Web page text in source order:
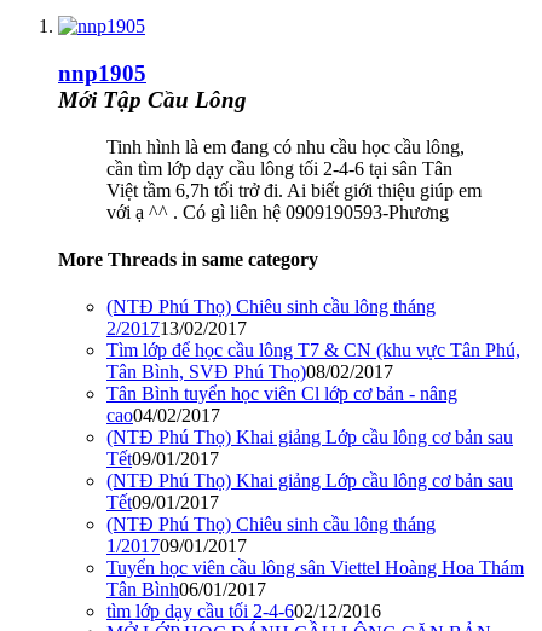
nnp1905
Mới Tập Cầu Lông
Tinh hình là em đang có nhu cầu học cầu lông,
cần tìm lớp dạy cầu lông tối 2-4-6 tại sân Tân
Việt tầm 6,7h tối trở đi. Ai biết giới thiệu giúp em
với ạ ^^ . Có gì liên hệ 0909190593-Phương
More Threads in same category
(NTĐ Phú Thọ) Chiêu sinh cầu lông tháng
2/201713/02/2017
Tìm lớp để học cầu lông T7 & CN (khu vực Tân Phú,
Tân Bình, SVĐ Phú Thọ)08/02/2017
Tân Bình tuyển học viên Cl lớp cơ bản - nâng
cao04/02/2017
(NTĐ Phú Thọ) Khai giảng Lớp cầu lông cơ bản sau
Tết09/01/2017
(NTĐ Phú Thọ) Khai giảng Lớp cầu lông cơ bản sau
Tết09/01/2017
(NTĐ Phú Thọ) Chiêu sinh cầu lông tháng
1/201709/01/2017
Tuyển học viên cầu lông sân Viettel Hoàng Hoa Thám
Tân Bình06/01/2017
tìm lớp dạy cầu tối 2-4-602/12/2016